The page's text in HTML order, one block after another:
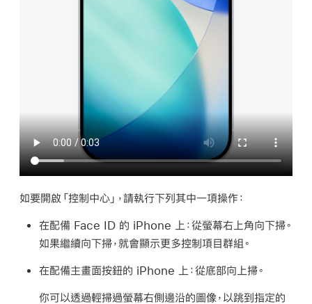
如要開啟「控制中心」，請執行下列其中一項操作：
在配備 Face ID 的 iPhone 上：從螢幕右上角向下掃。
如果繼續向下掃，就會顯示更多控制項目群組。
在配備主畫面按鈕的 iPhone 上：從底部向上掃。
你可以透過輕掃過螢幕右側邊沿的圖像，以跳到指定的